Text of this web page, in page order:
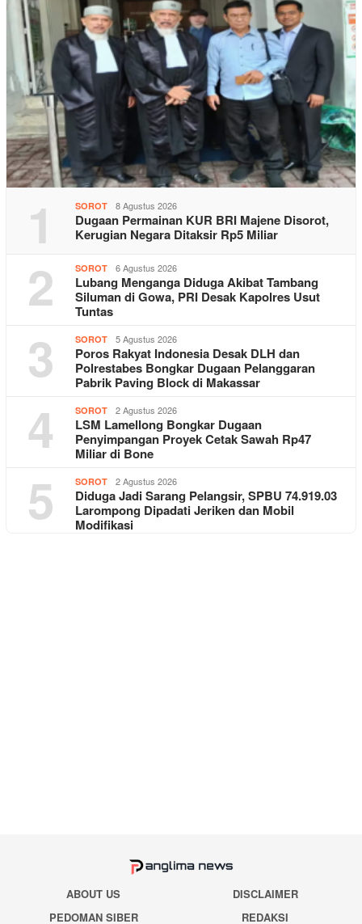
1 SOROT 8 Agustus 2026
Dugaan Permainan KUR BRI Majene Disorot,
Kerugian Negara Ditaksir Rp5 Miliar
2 SOROT 6 Agustus 2026
Lubang Menganga Diduga Akibat Tambang
Siluman di Gowa, PRI Desak Kapolres Usut
Tuntas
3 SOROT 5 Agustus 2026
Poros Rakyat Indonesia Desak DLH dan
Polrestabes Bongkar Dugaan Pelanggaran
Pabrik Paving Block di Makassar
4 SOROT 2 Agustus 2026
LSM Lamellong Bongkar Dugaan
Penyimpangan Proyek Cetak Sawah Rp47
Miliar di Bone
5 SOROT 2 Agustus 2026
Diduga Jadi Sarang Pelangsir, SPBU 74.919.03
Larompong Dipadati Jeriken dan Mobil
Modifikasi
ABOUT US
DISCLAIMER
PEDOMAN SIBER
REDAKSI